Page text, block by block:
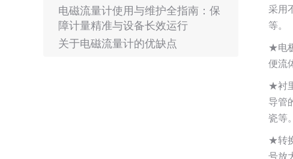
采用
等。
★电
便流
★衬
导管
瓷等。
★转
号放
电磁流量计使用与维护全指南：保
障计量精准与设备长效运行
关于电磁流量计的优缺点